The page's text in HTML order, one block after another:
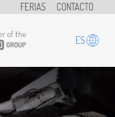
FERIAS CONTACTO
ES